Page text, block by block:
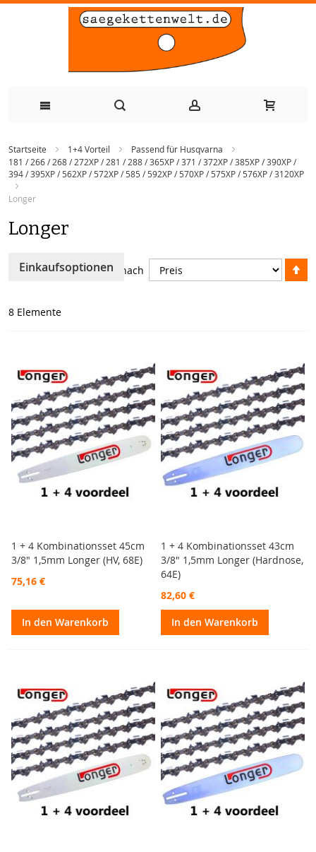
Inhalt
springen
Startseite 1+4 Vorteil
Passend für Husqvarna
181 / 266 / 268 / 272XP / 281 / 288 / 365XP / 371 / 372XP / 385XP / 390XP /
394 / 395XP / 562XP / 572XP / 585 / 592XP / 570XP / 575XP / 576XP / 3120XP
Longer
Longer
8 Elemente
Sortieren nach
1 + 4 Kombinationsset 45cm
3/8" 1,5mm Longer (HV, 68E)
75,16 €
In den Warenkorb
1 + 4 Kombinationsset 43cm
3/8" 1,5mm Longer (Hardnose,
64E)
82,60 €
In den Warenkorb
Einkaufsoptionen